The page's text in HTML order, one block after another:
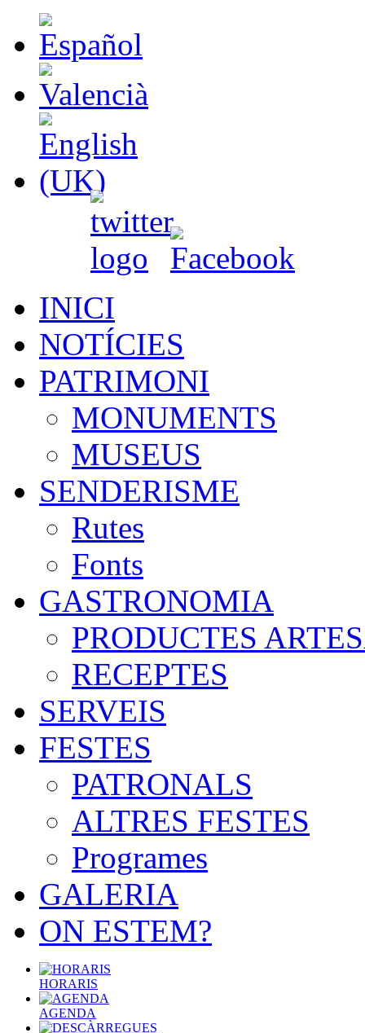
INICI
NOTÍCIES
PATRIMONI
MONUMENTS
MUSEUS
SENDERISME
Rutes
Fonts
GASTRONOMIA
PRODUCTES
RECEPTES
SERVEIS
FESTES
PATRONALS
ALTRES FESTES
Programes
GALERIA
ON ESTEM?
HORARIS
AGENDA